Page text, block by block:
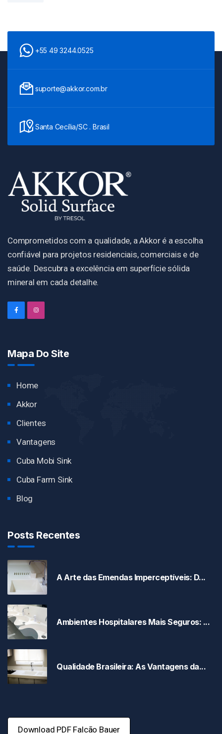
+55 49 3244.0525
suporte@akkor.com.br
Santa Cecília/SC . Brasil
Comprometidos com a qualidade, a Akkor é a escolha
confiável para projetos residenciais, comerciais e de
saúde. Descubra a excelência em superfície sólida
mineral em cada detalhe.
Mapa Do Site
Home
Akkor
Clientes
Vantagens
Cuba Mobi Sink
Cuba Farm Sink
Blog
Posts Recentes
A Arte das Emendas Imperceptíveis: D...
Ambientes Hospitalares Mais Seguros: ...
Qualidade Brasileira: As Vantagens da...
Download PDF Falcão Bauer